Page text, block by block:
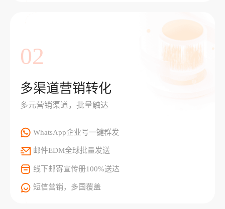
02
多渠道营销转化
多元营销渠道，批量触达
WhatsApp企业号一键群发
邮件EDM全球批量发送
线下邮寄宣传册100%送达
短信营销，多国覆盖